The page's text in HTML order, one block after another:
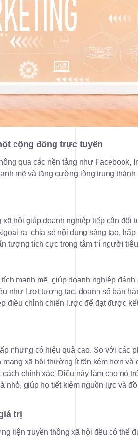
cộng đồng trực tuyến
qua các nền tảng như Facebook,
mẽ và tăng cường lòng trung thành
hội giúp doanh nghiệp tiếp cận đối
ra, chia sẻ nội dung sáng tạo, hấp
tượng tích cực trong tâm trí người
mạnh mẽ, giúp doanh nghiệp đánh
như lượt tương tác, doanh số bán
điều chỉnh chiến lược để đạt được
nhưng có hiệu quả cao. So với các
mạng xã hội thường ít tốn kém hơn và
chính xác. Điều này làm cho nó
nhỏ, giúp họ tiết kiệm nguồn lực và
trị
tiện truyền thông xã hội đều có thể